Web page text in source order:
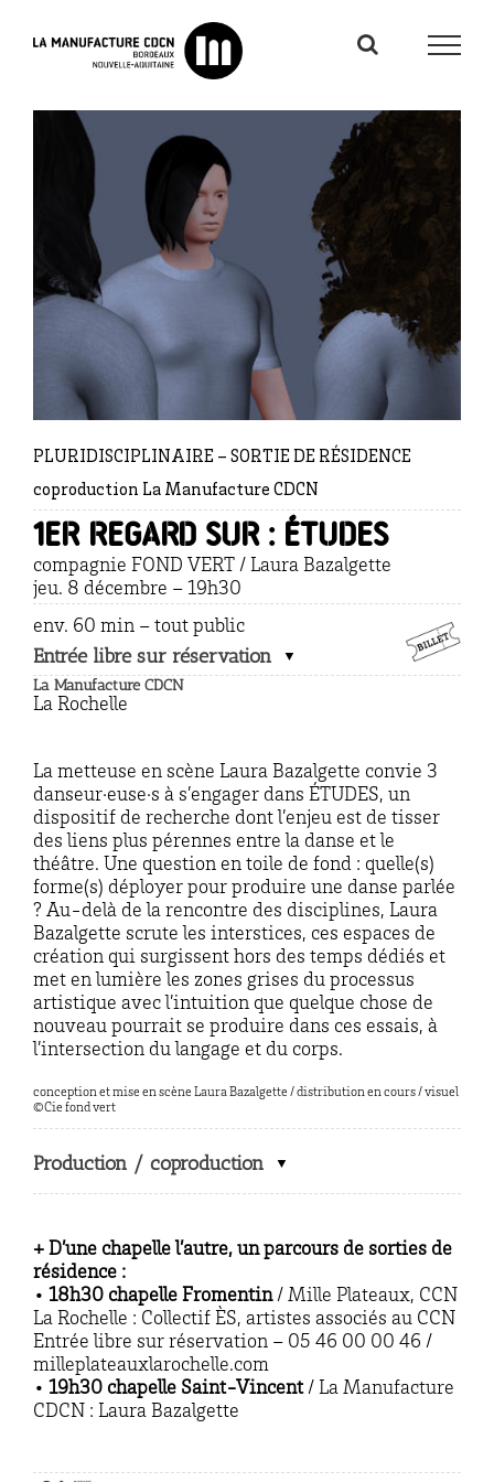
PLURIDISCIPLINAIRE – SORTIE DE RÉSIDENCE
coproduction La Manufacture CDCN
1er regard sur : ÉTUDES
compagnie FOND VERT / Laura Bazalgette
jeu. 8 décembre – 19h30
env. 60 min – tout public
Entrée libre sur réservation
La Manufacture CDCN
La Rochelle
La metteuse en scène Laura Bazalgette convie 3
danseur·euse·s à s’engager dans ÉTUDES, un
dispositif de recherche dont l’enjeu est de tisser
des liens plus pérennes entre la danse et le
théâtre. Une question en toile de fond : quelle(s)
forme(s) déployer pour produire une danse parlée
? Au-delà de la rencontre des disciplines, Laura
Bazalgette scrute les interstices, ces espaces de
création qui surgissent hors des temps dédiés et
met en lumière les zones grises du processus
artistique avec l’intuition que quelque chose de
nouveau pourrait se produire dans ces essais, à
l’intersection du langage et du corps.
conception et mise en scène Laura Bazalgette / distribution en cours / visuel
©Cie fond vert
Production / coproduction
+ D’une chapelle l’autre, un parcours de sorties de
résidence :
• 18h30 chapelle Fromentin/ Mille Plateaux, CCN
La Rochelle : Collectif ÈS, artistes associés au CCN
Entrée libre sur réservation – 05 46 00 00 46 /
milleplateauxlarochelle.com
• 19h30 chapelle Saint-Vincent/ La Manufacture
CDCN : Laura Bazalgette